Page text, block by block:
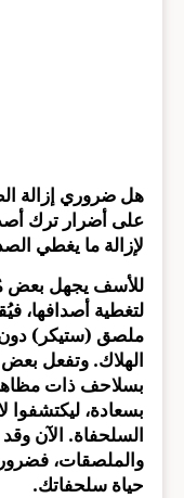
هل ضروري إزالة
على أضرار ترك
لإزالة ما يغطي
للأسف يجهل بعض
لتغطية أصدافها،
ملصق (ستيكر) دون
الهلاك. وتفعل بعض
بسلاحف ذات
بسعادة، ليكتشفوا
السلحفاة. الآن
والملصقات،
حياة سلحفاتك.